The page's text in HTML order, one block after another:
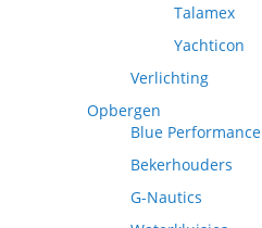
Talamex
Yachticon
Verlichting
Opbergen
Blue Performance
Bekerhouders
G-Nautics